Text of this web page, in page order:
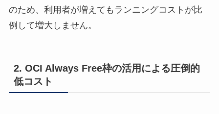
のため、利用者が増えてもランニングコストが比
例して増大しません。
2. OCI Always Free枠の活用による圧倒的
低コスト